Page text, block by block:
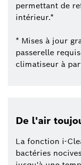
permettant de
intérieur.*
* Mises à jour
passerelle
climatiseur à
De l'air
La fonction i-
bactéries